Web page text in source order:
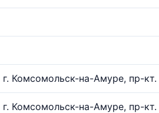
г. Комсомольск-на-Амуре, пр-
г. Комсомольск-на-Амуре, пр-